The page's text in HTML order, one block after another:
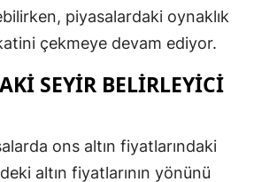
piyasalardaki oynaklık
çekmeye devam ediyor.
SEYIR BELIRLEYICI
ons altın fiyatlarındaki
altın fiyatlarının yönünü